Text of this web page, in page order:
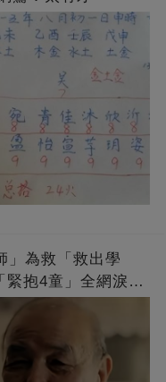
」為救「救出學
緊抱4童」全網淚